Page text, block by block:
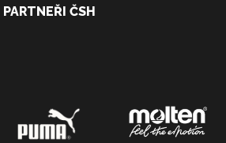
PARTNEŘI ČSH